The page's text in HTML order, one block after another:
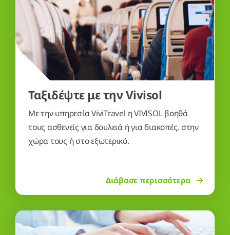
Ταξιδέψτε με την Vivisol
Με την υπηρεσία ViviTravel η VIVISOL βοηθά
τους ασθενείς για δουλειά ή για διακοπές, στην
χώρα τους ή στο εξωτερικό.
Διάβασε περισσότερα